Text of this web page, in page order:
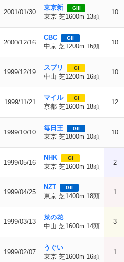
2001/01/30
東京新 GIII
東京 芝1600m 13頭
10
2000/12/16
CBC GII
中京 芝1200m 16頭
10
1999/12/19
スプリ GI
中山 芝1200m 16頭
10
1999/11/21
マイル GI
京都 芝1600m 18頭
12
1999/10/10
毎日王 GII
東京 芝1800m 10頭
10
1999/05/16
NHK GI
東京 芝1600m 18頭
2
1999/04/25
NZT GII
東京 芝1400m 18頭
1
1999/03/13
菜の花
中山 芝1600m 14頭
3
1999/02/07
うぐい
東京 芝1600m 16頭
1